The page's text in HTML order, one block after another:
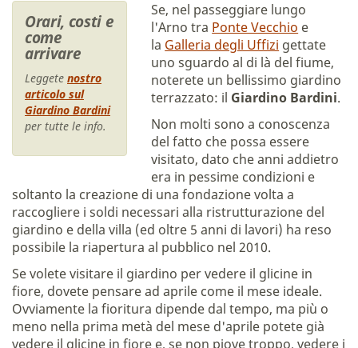
Orari, costi e
come
arrivare
Leggete nostro
articolo sul
Giardino Bardini
per tutte le info.
Se, nel passeggiare lungo
l'Arno tra Ponte Vecchio e
la Galleria degli Uffizi gettate
uno sguardo al di là del fiume,
noterete un bellissimo giardino
terrazzato: il Giardino Bardini.
Non molti sono a conoscenza
del fatto che possa essere
visitato, dato che anni addietro
era in pessime condizioni e
soltanto la creazione di una fondazione volta a
raccogliere i soldi necessari alla ristrutturazione del
giardino e della villa (ed oltre 5 anni di lavori) ha reso
possibile la riapertura al pubblico nel 2010.
Se volete visitare il giardino per vedere il glicine in
fiore, dovete pensare ad aprile come il mese ideale.
Ovviamente la fioritura dipende dal tempo, ma più o
meno nella prima metà del mese d'aprile potete già
vedere il glicine in fiore e, se non piove troppo, vedere i